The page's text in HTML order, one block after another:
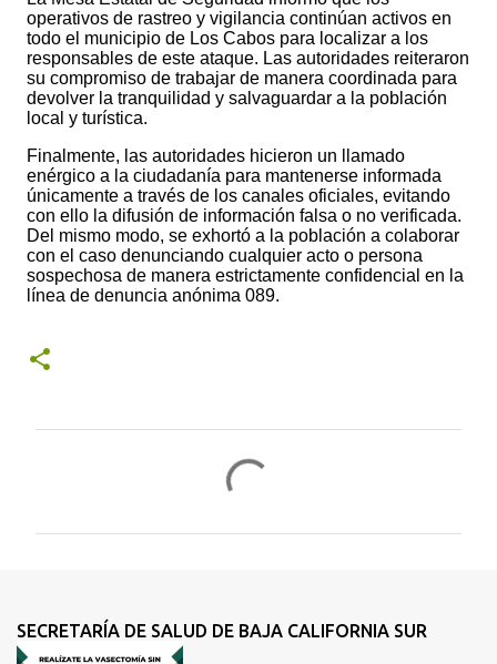
operativos de rastreo y vigilancia continúan activos en
todo el municipio de Los Cabos para localizar a los
responsables de este ataque. Las autoridades reiteraron
su compromiso de trabajar de manera coordinada para
devolver la tranquilidad y salvaguardar a la población
local y turística.
Finalmente, las autoridades hicieron un llamado
enérgico a la ciudadanía para mantenerse informada
únicamente a través de los canales oficiales, evitando
con ello la difusión de información falsa o no verificada.
Del mismo modo, se exhortó a la población a colaborar
con el caso denunciando cualquier acto o persona
sospechosa de manera estrictamente confidencial en la
línea de denuncia anónima 089.
t
a
SECRETARÍA DE SALUD DE BAJA CALIFORNIA SUR